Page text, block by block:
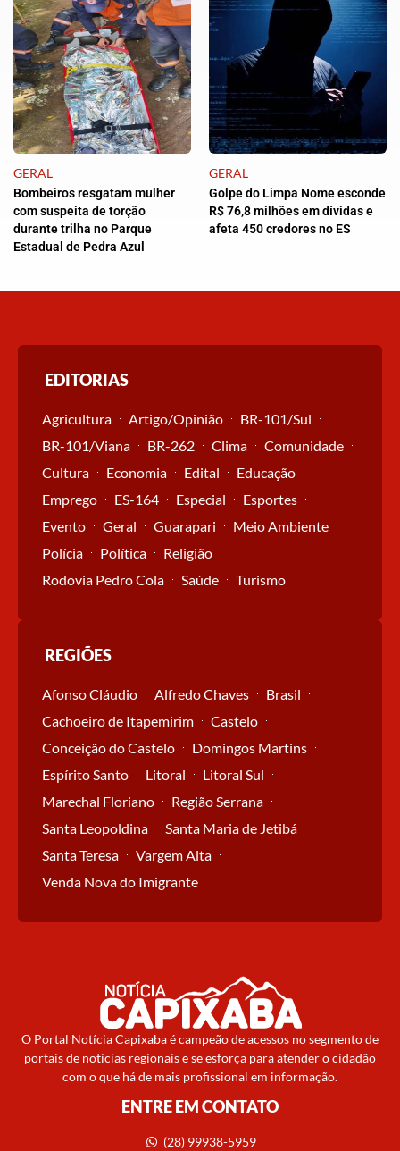
GERAL
Bombeiros resgatam mulher
com suspeita de torção
durante trilha no Parque
Estadual de Pedra Azul
GERAL
Golpe do Limpa Nome esconde
R$ 76,8 milhões em dívidas e
afeta 450 credores no ES
EDITORIAS
Agricultura Artigo/Opinião
BR-101/Sul
BR-101/Viana
BR-262 Clima
Comunidade
Cultura
Economia Edital
Educação
Emprego
ES-164 Especial
Esportes
Evento
Geral Guarapari
Meio Ambiente
Polícia
Política
Religião
Rodovia Pedro Cola
Saúde Turismo
REGIÕES
Afonso Cláudio Alfredo Chaves
Brasil
Cachoeiro de Itapemirim
Castelo
Conceição do Castelo
Domingos Martins
Espírito Santo
Litoral
Litoral Sul
Marechal Floriano
Região Serrana
Santa Leopoldina
Santa Maria de Jetibá
Santa Teresa
Vargem Alta
Venda Nova do Imigrante
O Portal Notícia Capixaba é campeão de acessos no segmento de
portais de notícias regionais e se esforça para atender o cidadão
com o que há de mais profissional em informação.
ENTRE EM CONTATO
(28) 99938-5959